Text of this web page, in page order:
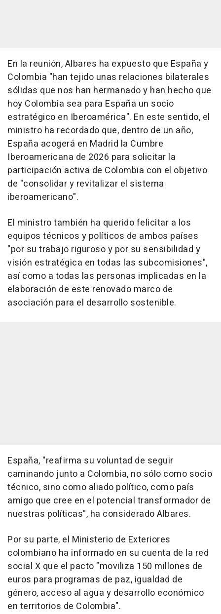
En la reunión, Albares ha expuesto que España y
Colombia "han tejido unas relaciones bilaterales
sólidas que nos han hermanado y han hecho que
hoy Colombia sea para España un socio
estratégico en Iberoamérica". En este sentido, el
ministro ha recordado que, dentro de un año,
España acogerá en Madrid la Cumbre
Iberoamericana de 2026 para solicitar la
participación activa de Colombia con el objetivo
de "consolidar y revitalizar el sistema
iberoamericano".
El ministro también ha querido felicitar a los
equipos técnicos y políticos de ambos países
"por su trabajo riguroso y por su sensibilidad y
visión estratégica en todas las subcomisiones",
así como a todas las personas implicadas en la
elaboración de este renovado marco de
asociación para el desarrollo sostenible.
España, "reafirma su voluntad de seguir
caminando junto a Colombia, no sólo como socio
técnico, sino como aliado político, como país
amigo que cree en el potencial transformador de
nuestras políticas", ha considerado Albares.
Por su parte, el Ministerio de Exteriores
colombiano ha informado en su cuenta de la red
social X que el pacto "moviliza 150 millones de
euros para programas de paz, igualdad de
género, acceso al agua y desarrollo económico
en territorios de Colombia".